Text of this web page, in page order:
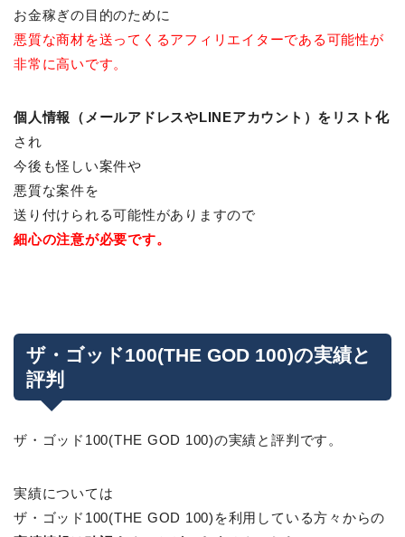
お金稼ぎの目的のために
悪質な商材を送ってくるアフィリエイターである可能性が
非常に高いです。
個人情報（メールアドレスやLINEアカウント）をリスト化
され
今後も怪しい案件や
悪質な案件を
送り付けられる可能性がありますので
細心の注意が必要です。
ザ・ゴッド100(THE GOD 100)の実績と
評判
ザ・ゴッド100(THE GOD 100)の実績と評判です。
実績については
ザ・ゴッド100(THE GOD 100)を利用している方々からの